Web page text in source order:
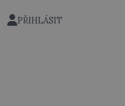
K. H. Frank,
PŘIHLÁSIT